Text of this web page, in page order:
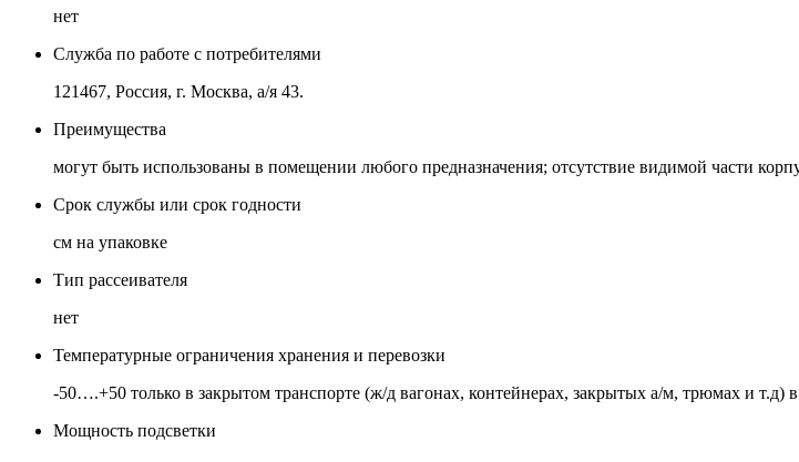
нет
Служба по работе с потребителями
121467, Россия, г. Москва, а/я 43.
Преимущества
могут быть использованы в помещении любого предназначения; отсутствие видимой части
Срок службы или срок годности
см на упаковке
Тип рассеивателя
нет
Температурные ограничения хранения и перевозки
-50….+50 только в закрытом транспорте (ж/д вагонах, контейнерах, закрытых а/м, трюмах и
Мощность подсветки